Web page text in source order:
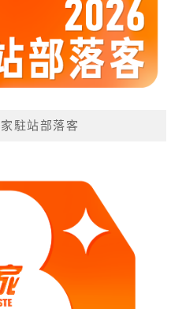
駐站部落客